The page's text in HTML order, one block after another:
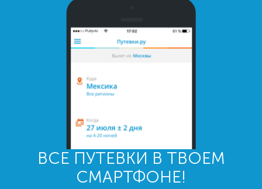
ВСЕ ПУТЕВКИ В ТВОЕМ
СМАРТФОНЕ!